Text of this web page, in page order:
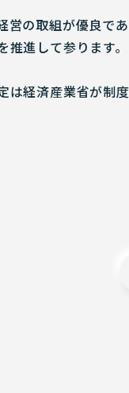
営の取組が優良で
進して参ります。
経済産業省が制